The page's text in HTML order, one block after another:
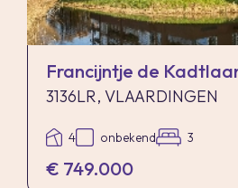
Gunning
Verkoper behoudt zich
voor het object te gunnen
zijn keuze.
Nadrukkelijk zij vermeld dat
Francijntje de
3136LR, VLAARDINGEN
4 onbekend 3
€ 749.000